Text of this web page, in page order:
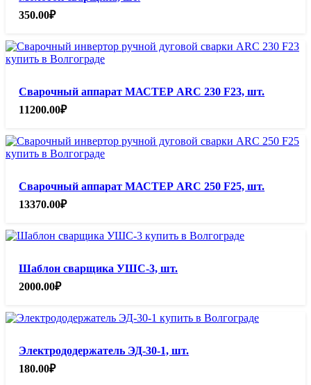
350.00₽
Сварочный аппарат МАСТЕР ARC 230 F23, шт.
11200.00₽
Сварочный аппарат МАСТЕР ARC 250 F25, шт.
13370.00₽
Шаблон сварщика УШС-3, шт.
2000.00₽
Электрододержатель ЭД-30-1, шт.
180.00₽